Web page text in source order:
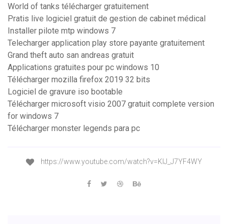
World of tanks télécharger gratuitement
Pratis live logiciel gratuit de gestion de cabinet médical
Installer pilote mtp windows 7
Telecharger application play store payante gratuitement
Grand theft auto san andreas gratuit
Applications gratuites pour pc windows 10
Télécharger mozilla firefox 2019 32 bits
Logiciel de gravure iso bootable
Télécharger microsoft visio 2007 gratuit complete version
for windows 7
Télécharger monster legends para pc
https://www.youtube.com/watch?v=KlJ_J7YF4WY